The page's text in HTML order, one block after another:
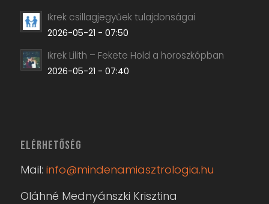
Ikrek csillagjegyűek tulajdonságai
2026-05-21 - 07:50
Ikrek Lilith – Fekete Hold a horoszkópban
2026-05-21 - 07:40
ELÉRHETŐSÉG
Mail: info@mindenamiasztrologia.hu
Oláhné Mednyánszki Krisztina